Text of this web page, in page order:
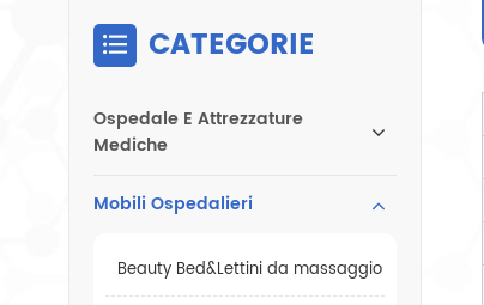
CATEGORIE
Ospedale E Attrezzature
Mediche
Mobili Ospedalieri
Beauty Bed&Lettini da massaggio